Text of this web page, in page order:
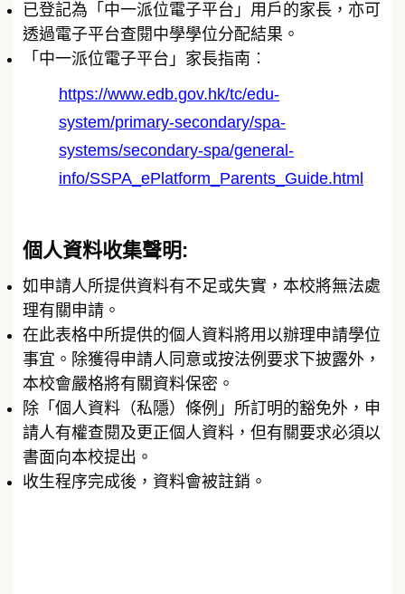
已登記為「中一派位電子平台」用戶的家長，亦可
透過電子平台查閱中學學位分配結果。
「中一派位電子平台」家長指南︰
https://www.edb.gov.hk/tc/edu-
system/primary-secondary/spa-
systems/secondary-spa/general-
info/SSPA_ePlatform_Parents_Guide.html
個人資料收集聲明:
如申請人所提供資料有不足或失實，本校將無法處
理有關申請。
在此表格中所提供的個人資料將用以辦理申請學位
事宜。除獲得申請人同意或按法例要求下披露外，
本校會嚴格將有關資料保密。
除「個人資料（私隱）條例」所訂明的豁免外，申
請人有權查閱及更正個人資料，但有關要求必須以
書面向本校提出。
收生程序完成後，資料會被註銷。